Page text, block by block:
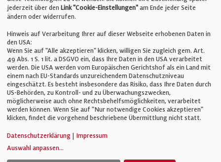
Cookie-Einstellungen
AGB
© Verlag für Fachpublizistik GmbH
jederzeit über den Link "Cookie-Einstellungen" am Ende jeder Seite
ändern oder widerrufen.
Hinweis auf Verarbeitung Ihrer auf dieser Webseite erhobenen Daten in
den USA:
Wenn Sie auf "Alle akzeptieren" klicken, willigen Sie zugleich gem. Art.
49 Abs. 1 S. 1 lit. a DSGVO ein, dass Ihre Daten in den USA verarbeitet
werden. Die USA werden vom Europäischen Gerichtshof als ein Land mit
einem nach EU-Standards unzureichendem Datenschutzniveau
eingeschätzt. Es besteht insbesondere das Risiko, dass Ihre Daten durch
US-Behörden, zu Kontroll- und zu Überwachungszwecken,
möglicherweise auch ohne Rechtsbehelfsmöglichkeiten, verarbeitet
werden können. Wenn Sie auf "Nur notwendige Cookies akzeptieren"
klicken, findet die vorgehend beschriebene Übermittlung nicht statt.
Datenschutzerklärung
Impressum
Auswahl anpassen...